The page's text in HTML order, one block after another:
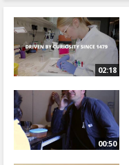
02:18
00:50